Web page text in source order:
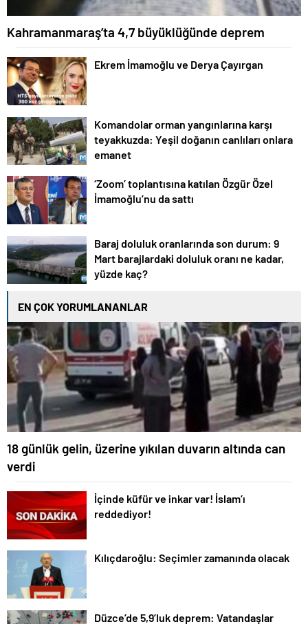
Kahramanmaraş’ta 4,7 büyüklüğünde deprem
Ekrem İmamoğlu ve Derya Çayırgan
Komandolar orman yangınlarına karşı
teyakkuzda: Yeşil doğanın canlıları onlara
emanet
‘Zoom’ toplantısına katılan Özgür Özel
İmamoğlu’nu da sattı
Baraj doluluk oranlarında son durum: 9
Mart barajlardaki doluluk oranı ne kadar,
yüzde kaç?
EN ÇOK YORUMLANANLAR
18 günlük gelin, üzerine yıkılan duvarın altında can
verdi
İçinde küfür ve inkar var! İslam’ı
reddediyor!
Kılıçdaroğlu: Seçimler zamanında olacak
Düzce’de 5,9’luk deprem: Vatandaşlar